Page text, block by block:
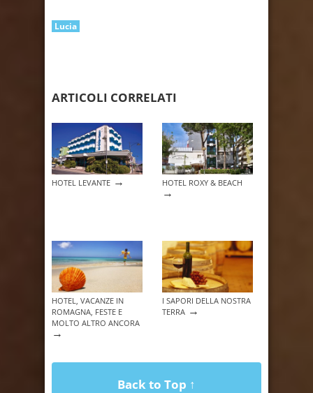
Lucia
ARTICOLI CORRELATI
HOTEL LEVANTE → HOTEL ROXY & BEACH
→
HOTEL, VACANZE IN
ROMAGNA, FESTE E
MOLTO ALTRO ANCORA
→
I SAPORI DELLA NOSTRA
TERRA →
Back to Top ↑